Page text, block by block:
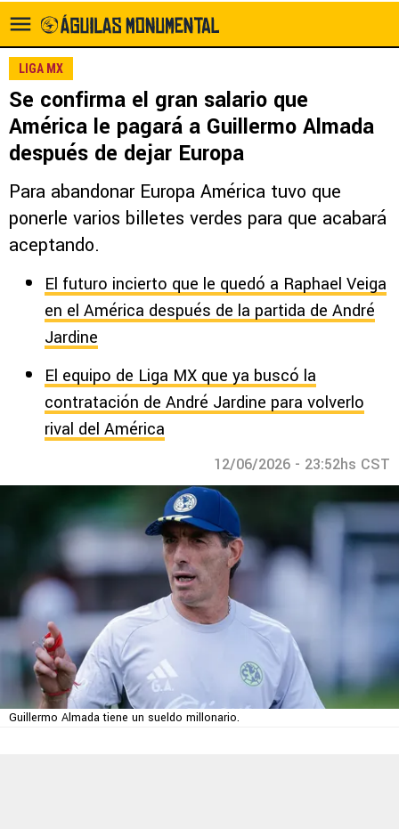
LIGA MX
Se confirma el gran salario que
América le pagará a Guillermo Almada
después de dejar Europa
Para abandonar Europa América tuvo que
ponerle varios billetes verdes para que acabará
aceptando.
El futuro incierto que le quedó a Raphael Veiga
en el América después de la partida de André
Jardine
El equipo de Liga MX que ya buscó la
contratación de André Jardine para volverlo
rival del América
12/06/2026 - 23:52hs CST
Guillermo Almada tiene un sueldo millonario.